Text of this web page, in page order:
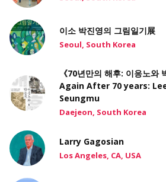
이소 박진영의 그림일기展
Seoul, South Korea
《70년만의 해후: 이응노
Again After 70 years:
Seungmu
Daejeon, South Korea
Larry Gagosian
Los Angeles, CA, USA